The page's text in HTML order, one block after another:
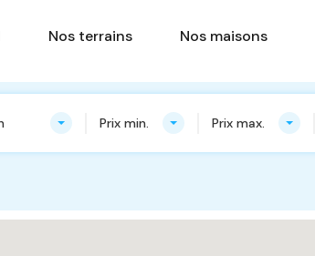
Accueil Nos terrains
Nos terrains Nos maisons
Prix min. Prix max.